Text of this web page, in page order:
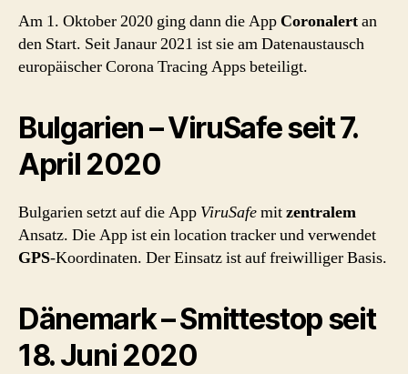
Am 1. Oktober 2020 ging dann die App Coronalertan
den Start. Seit Janaur 2021 ist sie am Datenaustausch
europäischer Corona Tracing Apps beteiligt.
Bulgarien – ViruSafe seit 7.
April 2020
Bulgarien setzt auf die App ViruSafemitzentralem
Ansatz. Die App ist ein location tracker und verwendet
GPS-Koordinaten. Der Einsatz ist auf freiwilliger Basis.
Dänemark – Smittestop seit
18. Juni 2020